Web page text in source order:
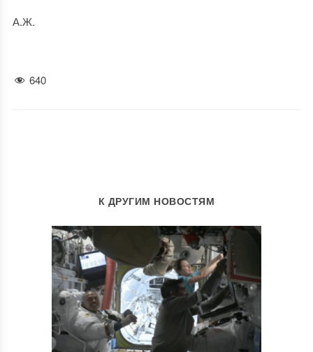
А.Ж.
640
К ДРУГИМ НОВОСТЯМ